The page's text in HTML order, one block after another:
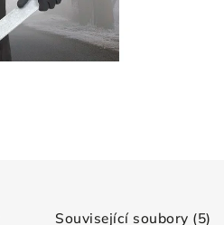
Související soubory (5)